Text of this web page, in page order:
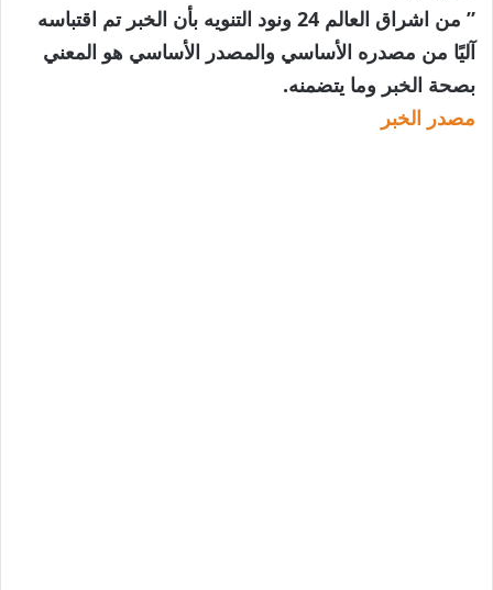
” من اشراق العالم 24 ونود التنويه بأن الخبر تم اقتباسه
آليًا من مصدره الأساسي والمصدر الأساسي هو المعني
بصحة الخبر وما يتضمنه.
مصدر الخبر